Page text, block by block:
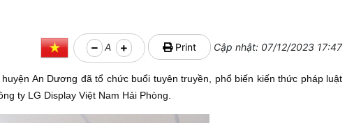
A Print Cập nhật: 07/12/2023 17:47
An Dương đã tổ chức buổi tuyên truyền, phổ biến kiến thức pháp luật
ty LG Display Việt Nam Hải Phòng.